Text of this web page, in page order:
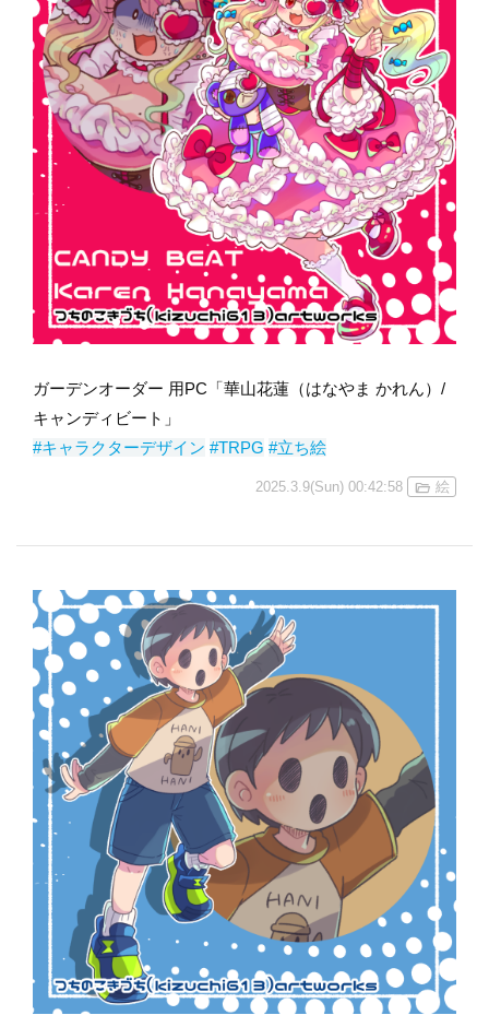
ガーデンオーダー 用PC「華山花蓮（はなやま かれん）/
キャンディビート」
#キャラクターデザイン #TRPG #立ち絵
2025.3.9(Sun) 00:42:58 絵